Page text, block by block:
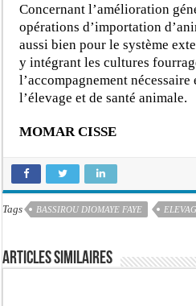
Concernant l’amélioration
opérations d’importation
aussi bien pour le système
y intégrant les cultures
l’accompagnement
l’élevage et de santé animale.
MOMAR CISSE
Tags BASSIROU DIOMAYE FAYE
Articles similaires